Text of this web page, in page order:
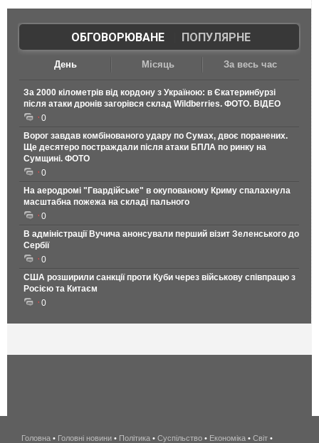
ОБГОВОРЮВАНЕ| ПОПУЛЯРНЕ
День Місяць За весь час
За 2000 кілометрів від кордону з Україною: в Єкатеринбурзі
після атаки дронів загорівся склад Wildberries. ФОТО. ВІДЕО
0
Ворог завдав комбінованого удару по Сумах, двоє поранених.
Ще десятеро постраждали після атаки БПЛА по ринку на
Сумщині. ФОТО
0
На аеродромі "Гвардійське" в окупованому Криму спалахнула
масштабна пожежа на складі пального
0
В адміністрації Вучича анонсували перший візит Зеленського до
Сербії
0
США розширили санкції проти Куби через військову співпрацю з
Росією та Китаєм
0
беспроводной
Головна • Головні новини • Політика • Суспільство • Економіка • Світ •